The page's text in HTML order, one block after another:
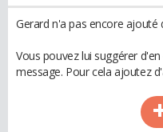
Gerard n'a pas encore ajouté
Vous pouvez lui suggérer
message. Pour cela ajoutez